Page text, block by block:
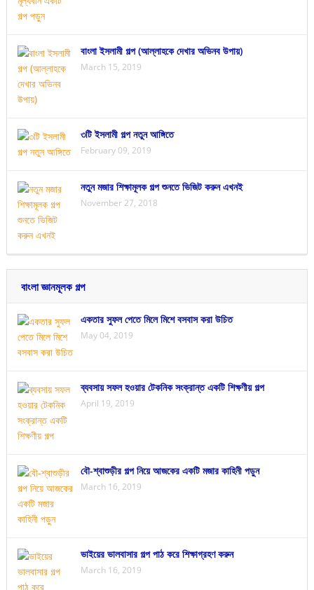
বাংলা ইসলামী গল্প (আল্লাহকে দেখার অভিনব উপায়)
March 15, 2019
৩টি ইসলামী গল্প নতুন আঙ্গিতে
February 09, 2019
নতুন মজার শিক্ষামূলক গল্প শুনতে ভিজিট করুন এখনই
November 27, 2018
বাংলা জ্ঞানমূলক গল্প
একতার সুফল পেতে মিলে মিশে বসবাস করা উচিত
May 04, 2019
ব্যবসায় সফল হওয়ার টেকনিক সংক্রান্ত একটি শিক্ষণীয় গল্প
April 19, 2019
বৌ-শ্বাশুড়ীর গল্প নিয়ে আজকের একটি মজার কাহিনী পড়ুন
March 16, 2019
ভাইয়ের ভালবাসার গল্প পাঠ করে শিক্ষাগ্রহণ করুন
March 16, 2019